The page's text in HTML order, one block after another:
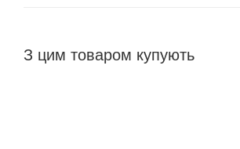
З цим товаром купують